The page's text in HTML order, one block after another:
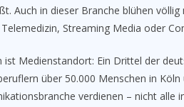
Auch in dieser Branche blühen
Telemedizin, Streaming Media oder
ist Medienstandort: Ein Drittel der
über 50.000 Menschen in
verdienen – nicht alle